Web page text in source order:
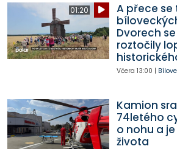
01:20
A přece se
Dvorech
roztočily
Včera 13:00 |
Kamion
74letého
o nohu a
života